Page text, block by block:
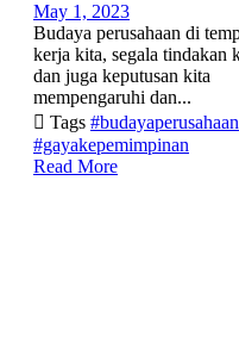
May 1, 2023
Budaya perusahaan di
kerja kita, segala tindakan
dan juga keputusan kita
mempengaruhi dan...
 Tags #budayaperusahaan
#gayakepemimpinan
Read More